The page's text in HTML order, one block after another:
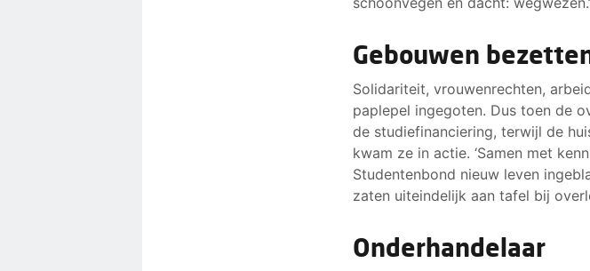
Gebouwen
Solidariteit, vrouwenrechten,
paplepel ingegoten. Dus toen de
de studiefinanciering, terwijl de
kwam ze in actie. ‘Samen met
Studentenbond nieuw leven
zaten uiteindelijk aan tafel bij
Onderhandelaar